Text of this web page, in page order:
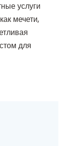
услуги
мечети,
для